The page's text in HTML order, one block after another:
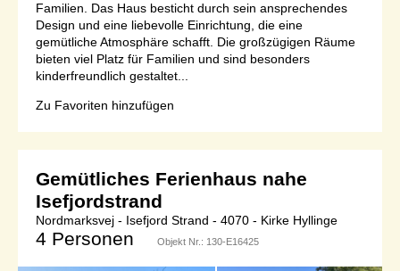
Familien. Das Haus besticht durch sein ansprechendes
Design und eine liebevolle Einrichtung, die eine
gemütliche Atmosphäre schafft. Die großzügigen Räume
bieten viel Platz für Familien und sind besonders
kinderfreundlich gestaltet...
Zu Favoriten hinzufügen
Gemütliches Ferienhaus nahe
Isefjordstrand
Nordmarksvej - Isefjord Strand - 4070 - Kirke Hyllinge
4 Personen Objekt Nr.: 130-E16425